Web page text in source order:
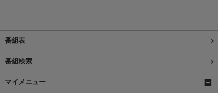
番組表
番組検索
マイメニュー